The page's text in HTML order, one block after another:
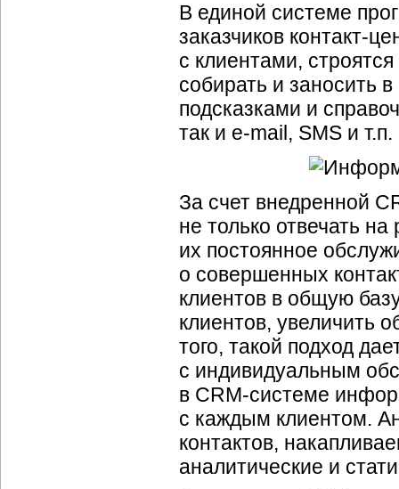
В единой системе
заказчиков контакт-
с клиентами,
собирать и заносить
подсказками и
так и e-mail, SMS и т.п.
За счет внедренной
не только отвечать
их постоянное
о совершенных
клиентов в общую
клиентов, увеличить
того, такой подход
с индивидуальным
в CRM-системе
с каждым клиентом.
контактов,
аналитические и